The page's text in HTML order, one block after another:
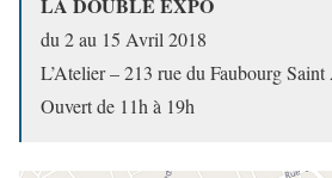
du 2 au 15 Avril 2018
L’Atelier – 213 rue du Faubourg
Ouvert de 11h à 19h